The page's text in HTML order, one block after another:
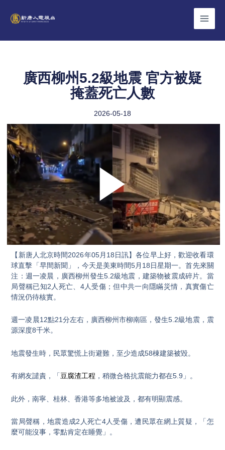
廣西柳州5.2級地震 官方被疑
掩蓋死亡人數
2026-05-18
【新唐人北京時間2026年05月18日訊】各位早上好，歡迎收看環
球直擊「早間新聞」，今天是美東時間5月18日星期一。首先來關
注：週一凌晨，廣西柳州發生5.2級地震，建築物被震成碎片。當
局聲稱已知2人死亡、4人受傷；但中共一向隱瞞災情，真實傷亡
情況仍待核實。
週一凌晨12點21分左右，廣西柳州市柳南區，發生5.2級地震，震
源深度8千米。
地震發生時，民眾驚慌上街避難，至少造成58棟建築被毀。
有網友譴責，「豆腐渣工程 ，稍微合格抗震能力都在5.9」。
此外，南寧、桂林、香港等多地被波及，都有明顯震感。
當局聲稱，地震造成2人死亡4人受傷，遭民眾在網上質疑，「怎
麼可能沒事，零點肯定在睡覺」。